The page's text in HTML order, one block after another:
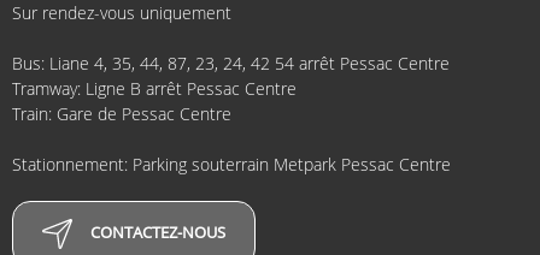
Sur rendez-vous uniquement
Bus: Liane 4, 35, 44, 87, 23, 24, 42 54 arrêt Pessac Centre
Tramway: Ligne B arrêt Pessac Centre
Train: Gare de Pessac Centre
Stationnement: Parking souterrain Metpark Pessac Centre
CONTACTEZ-NOUS